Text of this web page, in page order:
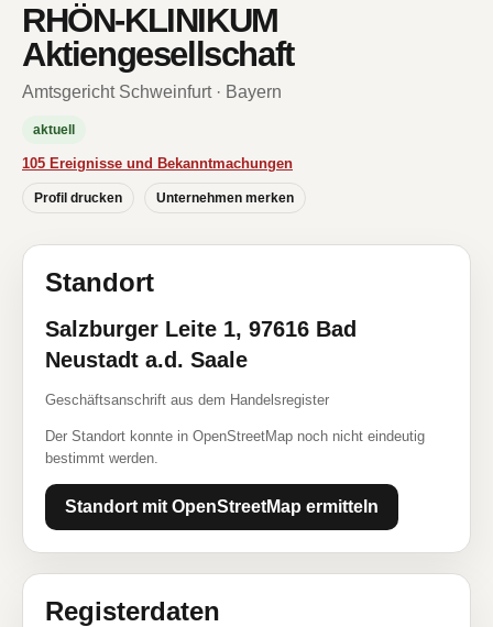
RHÖN-KLINIKUM
Aktiengesellschaft
Amtsgericht Schweinfurt · Bayern
aktuell
105 Ereignisse und Bekanntmachungen
Profil drucken Unternehmen merken
Standort
Salzburger Leite 1, 97616 Bad
Neustadt a.d. Saale
Geschäftsanschrift aus dem Handelsregister
Der Standort konnte in OpenStreetMap noch nicht eindeutig
bestimmt werden.
Standort mit OpenStreetMap ermitteln
Registerdaten